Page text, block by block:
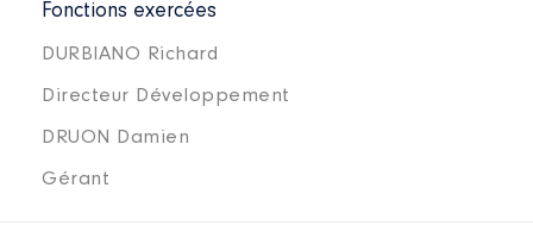
Fonctions exercées
DURBIANO Richard
Directeur Développement
DRUON Damien
Gérant